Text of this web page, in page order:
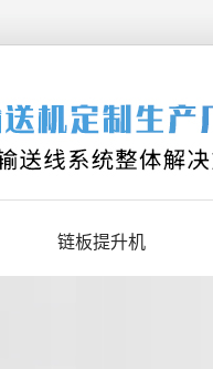
链板提升机